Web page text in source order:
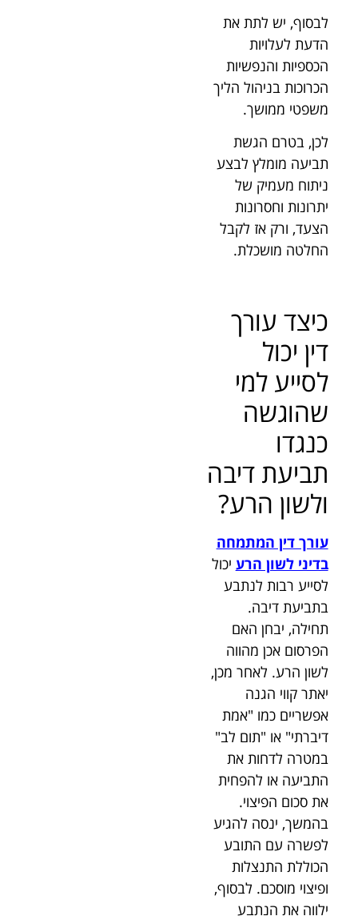
לבסוף, יש לתת את
הדעת לעלויות
הכספיות והנפשיות
הכרוכות בניהול הליך
משפטי ממושך.
לכן, בטרם הגשת
תביעה מומלץ לבצע
ניתוח מעמיק של
יתרונות וחסרונות
הצעד, ורק אז לקבל
החלטה מושכלת.
כיצד עורך
דין יכול
לסייע למי
שהוגשה
כנגדו
תביעת דיבה
ולשון הרע?
עורך דין המתמחה
בדיני לשון הרע יכול
לסייע רבות לנתבע
בתביעת דיבה.
תחילה, יבחן האם
הפרסום אכן מהווה
לשון הרע. לאחר מכן,
יאתר קווי הגנה
אפשריים כמו "אמת
דיברתי" או "תום לב"
במטרה לדחות את
התביעה או להפחית
את סכום הפיצוי.
בהמשך, ינסה להגיע
לפשרה עם התובע
הכוללת התנצלות
ופיצוי מוסכם. לבסוף,
ילווה את הנתבע